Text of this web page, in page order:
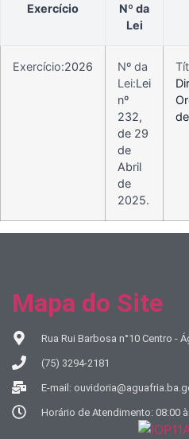
Exercício
Nº da
Lei
Exercício:2026
Nº da
Lei:Lei
nº
232,
de 29
de
Abril
de
2025.
Mapa do Site
Rua Rui Barbosa n°10 Centro -
(75) 3294-2181
E-mail:
Horário de Atendimento: 08:00